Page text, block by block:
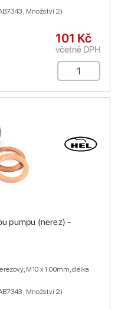
, Množství 2)
101 Kč
včetně DPH
pumpu (nerez) -
M10 x 1.00mm, délka
, Množství 2)